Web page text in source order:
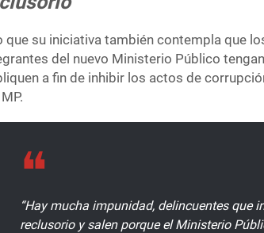
que su iniciativa también contempla que
del nuevo Ministerio Público
a fin de inhibir los actos de
“Hay mucha impunidad, delincuentes que
reclusorio y salen porque el Ministerio